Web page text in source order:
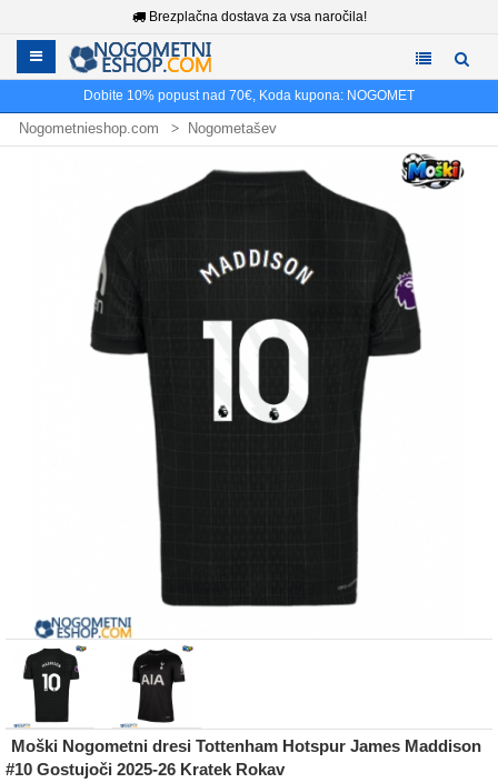
Brezplačna dostava za vsa naročila!
Dobite 10% popust nad 70€, Koda kupona: NOGOMET
Nogometnieshop.com
Nogometašev
Moški Nogometni dresi Tottenham Hotspur James Maddison
#10 Gostujoči 2025-26 Kratek Rokav